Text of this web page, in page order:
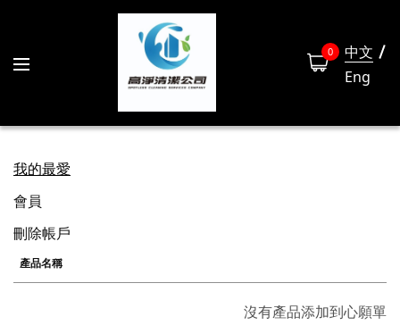
0
中文
Eng
我的最愛
會員
刪除帳戶
產品名稱
沒有產品添加到心願單